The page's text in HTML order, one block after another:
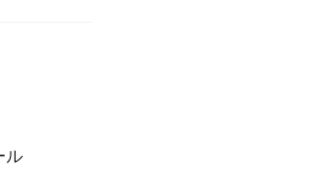
ル